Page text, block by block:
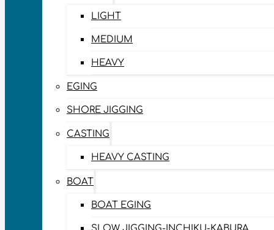
LIGHT
MEDIUM
HEAVY
EGING
SHORE JIGGING
CASTING
HEAVY CASTING
BOAT
BOAT EGING